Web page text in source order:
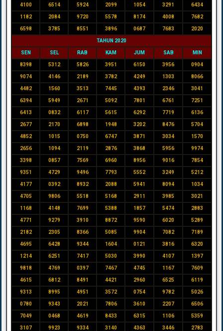
4100 6514 5924 2099 1054 3291 6434
1182 2084 9720 5578 8174 4008 7682
6598 3785 8551 3896 0687 7683 2020
TAHUN 2020
SEN SEL RAB KAM JUM SAB MIN
8398 5312 5826 3951 6150 3956 0904
9074 4146 2189 3782 4249 1303 8066
4482 1560 3513 7445 4393 2346 3041
6394 5949 2671 5092 7801 6761 7251
6413 0832 6117 5615 6292 7719 6136
2677 2170 6898 1948 3202 8476 5704
4852 1015 0750 6747 3871 3034 1570
2656 1094 2119 2876 3868 5956 9974
3398 0857 7569 6960 8956 9016 7854
9351 4729 9496 7793 5552 3249 5212
4177 0392 8932 2088 5941 8094 1034
4705 9806 5518 5168 2911 3985 3021
1168 4148 7699 5388 1857 5474 2883
4771 9279 3910 8872 9590 6020 5289
2182 2305 8366 5085 9904 7082 7189
4695 6428 9344 1604 0121 3816 6320
1214 6251 7417 5030 3990 4107 1397
9818 4769 0397 7467 4745 1167 7609
4615 6812 8491 4421 2960 6525 6119
9313 8995 4951 3572 0754 9782 5026
0780 9343 2021 7806 3610 2207 6506
7049 0468 4619 8433 6315 1106 5359
3107 9923 9334 3140 4363 3446 2783